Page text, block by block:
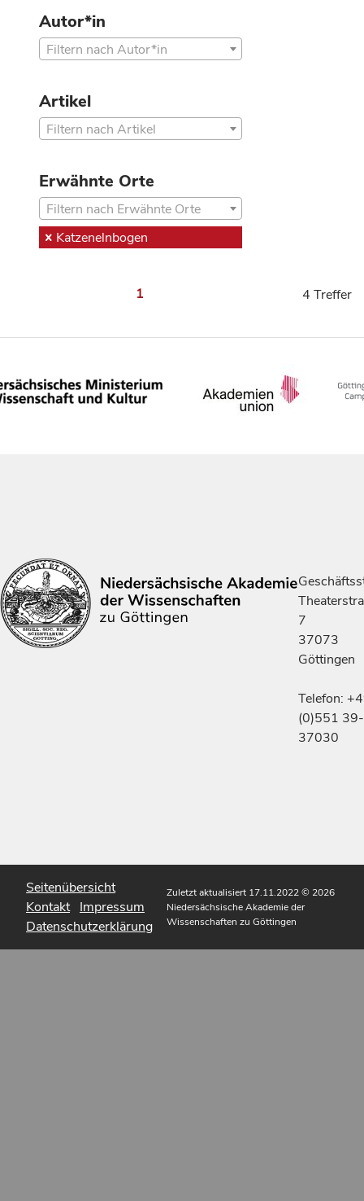
Autor*in
Filtern nach Autor*in
Artikel
Filtern nach Artikel
Erwähnte Orte
Filtern nach Erwähnte Orte
Katzenelnbogen
1 4 Treffer
7
37073
Göttingen
Telefon:
(0)551 39-
37030
Seitenübersicht
Kontakt Impressum
Datenschutzerklärung
Zuletzt aktualisiert 17.11.2022© 2026
Niedersächsische Akademie der
Wissenschaften zu Göttingen